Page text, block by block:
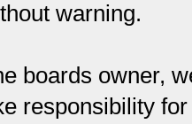
warning.
boards owner,
responsibility